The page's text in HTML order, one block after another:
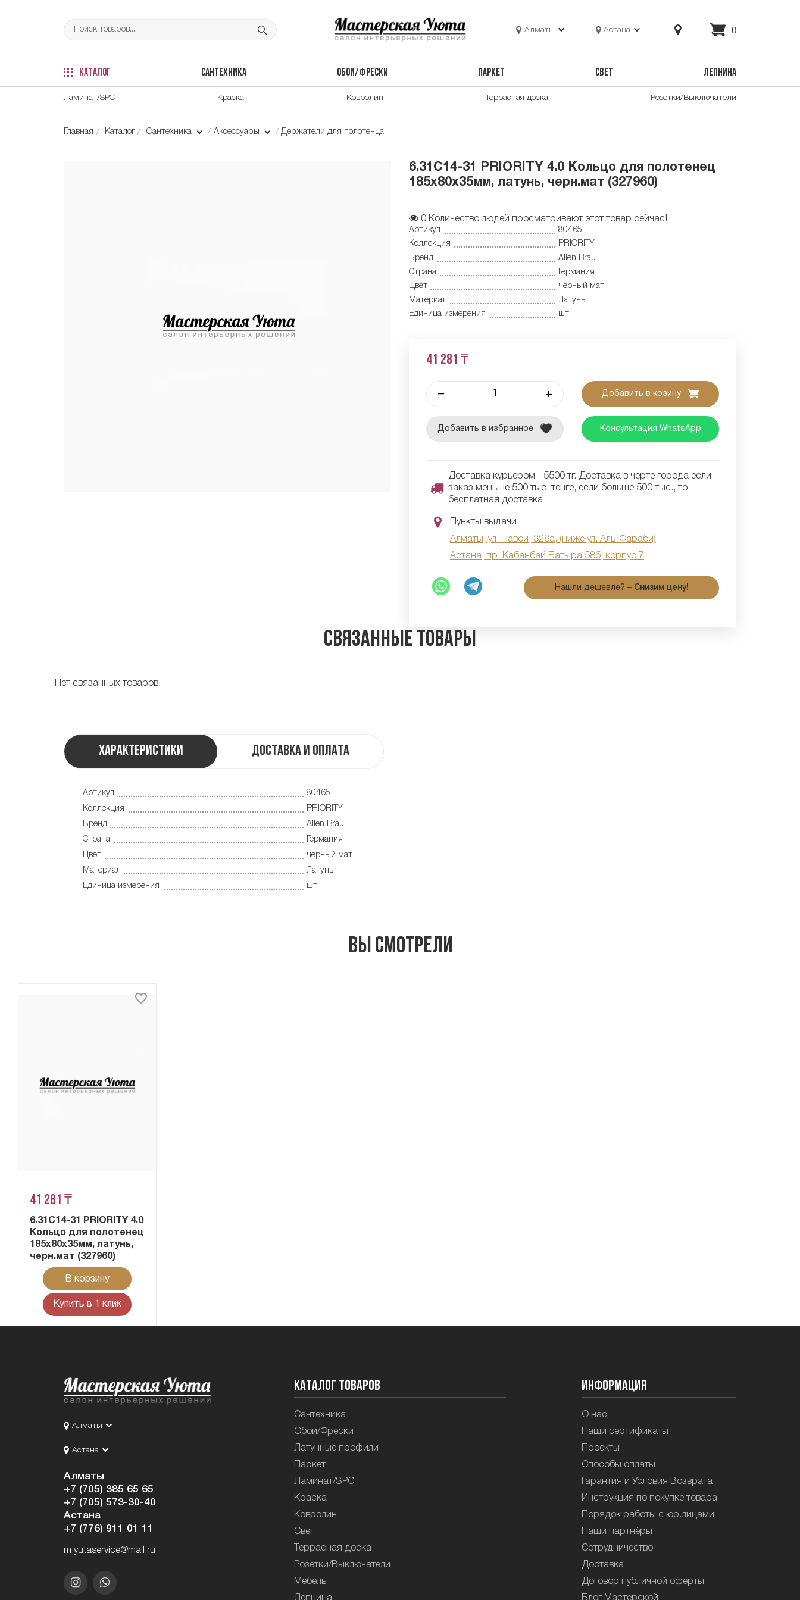
Алматы Астана 0
КАТАЛОГ САНТЕХНИКА ОБОИ/ФРЕСКИ ПАРКЕТ СВЕТ ЛЕПНИНА
Ламинат/SPC Краска Ковролин Террасная доска Розетки/Выключатели
Главная Каталог Сантехника Аксессуары Держатели для полотенца
6.31C14-31 PRIORITY 4.0 Кольцо для полотенец
185x80x35мм, латунь, черн.мат (327960)
0 Количество людей просматривают этот товар сейчас!
Артикул
80465
Коллекция
PRIORITY
Бренд
Allen Brau
Страна
Германия
Цвет
черный мат
Материал
Латунь
Единица измерения
шт
41 281 ₸
– + Добавить в козину
Добавить в избранное Консультация WhatsApp
Доставка курьером - 5500 тг. Доставка в черте города если
заказ меньше 500 тыс. тенге, если больше 500 тыс., то
бесплатная доставка
Пункты выдачи:
Алматы, ул. Навои, 328а, (ниже ул. Аль-Фараби)
Астана, пр. Кабанбай Батыра 58б, корпус 7
Нашли дешевле? – Снизим цену!
Связанные товары
Нет связанных товаров.
Характеристики Доставка и оплата
Артикул
80465
Коллекция
PRIORITY
Бренд
Allen Brau
Страна
Германия
Цвет
черный мат
Материал
Латунь
Единица измерения
шт
Вы смотрели
41 281 ₸
6.31C14-31 PRIORITY 4.0
Кольцо для полотенец
185x80x35мм, латунь,
черн.мат (327960)
В корзину
Купить в 1 клик
Алматы
Астана
Алматы
+7 (705) 385 65 65
+7 (705) 573-30-40
Астана
+7 (776) 911 01 11
m.yutaservice@mail.ru
Каталог товаров
Сантехника
Обои/Фрески
Латунные профили
Паркет
Ламинат/SPC
Краска
Ковролин
Свет
Террасная доска
Розетки/Выключатели
Мебель
Лепнина
Информация
О нас
Наши сертификаты
Проекты
Способы оплаты
Гарантия и Условия Возврата
Инструкция по покупке товара
Порядок работы с юр.лицами
Наши партнёры
Сотрудничество
Доставка
Договор публичной оферты
Блог Мастерской